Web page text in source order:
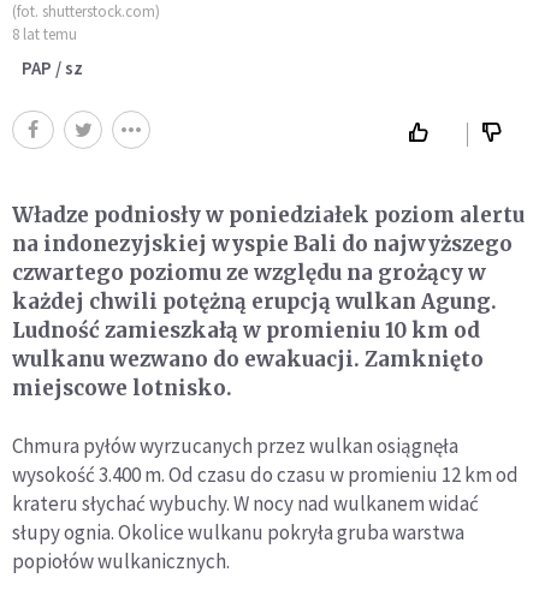
(fot. shutterstock.com)
8 lat temu
PAP / sz
Władze podniosły w poniedziałek poziom alertu
na indonezyjskiej wyspie Bali do najwyższego
czwartego poziomu ze względu na grożący w
każdej chwili potężną erupcją wulkan Agung.
Ludność zamieszkałą w promieniu 10 km od
wulkanu wezwano do ewakuacji. Zamknięto
miejscowe lotnisko.
Chmura pyłów wyrzucanych przez wulkan osiągnęła
wysokość 3.400 m. Od czasu do czasu w promieniu 12 km od
krateru słychać wybuchy. W nocy nad wulkanem widać
słupy ognia. Okolice wulkanu pokryła gruba warstwa
popiołów wulkanicznych.